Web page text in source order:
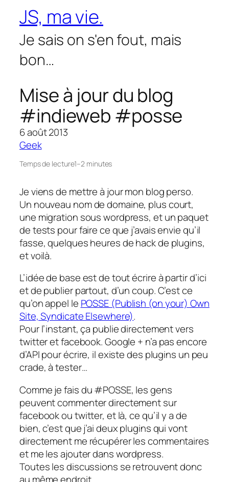
contenu
JS, ma vie.
Je sais on s'en fout, mais
bon…
Mise à jour du blog
#indieweb #posse
6 août 2013
Geek
Temps de lecture1–2 minutes
Je viens de mettre à jour mon blog perso.
Un nouveau nom de domaine, plus court,
une migration sous wordpress, et un paquet
de tests pour faire ce que j’avais envie qu’il
fasse, quelques heures de hack de plugins,
et voilà.
L’idée de base est de tout écrire à partir d’ici
et de publier partout, d’un coup. C’est ce
qu’on appel le POSSE (Publish (on your) Own
Site, Syndicate Elsewhere).
Pour l’instant, ça publie directement vers
twitter et facebook. Google + n’a pas encore
d’API pour écrire, il existe des plugins un peu
crade, à tester…
Comme je fais du #POSSE, les gens
peuvent commenter directement sur
facebook ou twitter, et là, ce qu’il y a de
bien, c’est que j’ai deux plugins qui vont
directement me récupérer les commentaires
et me les ajouter dans wordpress.
Toutes les discussions se retrouvent donc
au même endroit.